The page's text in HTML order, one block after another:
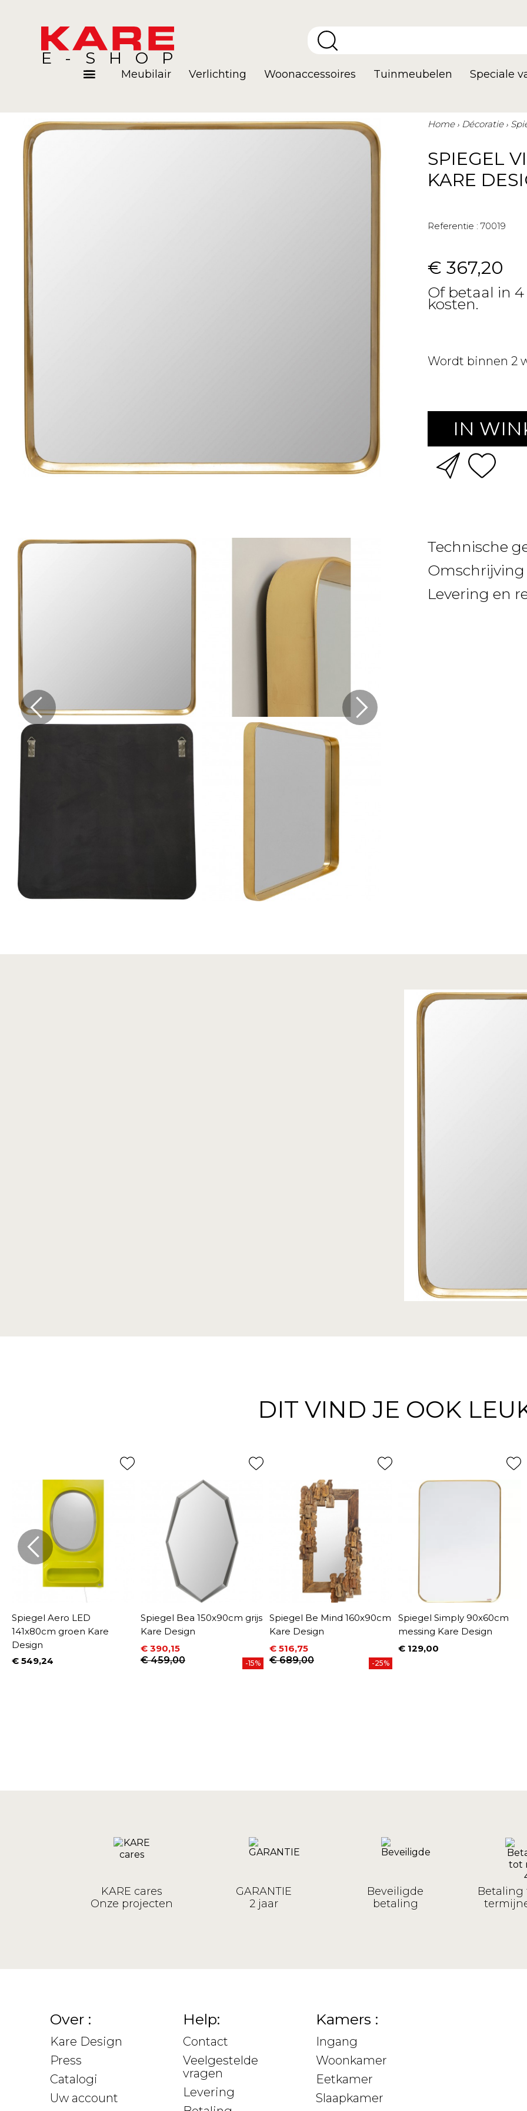
E-SHOP
Kamers Blog
Meubilair Verlichting Woonaccessoires Tuinmeubelen Speciale
Home Décoratie
SPIEGEL
KARE
Referentie : 70019
€ 367,20
Of betaal in
kosten.
Wordt binnen 2
IN
Technische
Omschrijving
Levering en
DIT VIND JE OOK
Spiegel Aero LED
141x80cm groen Kare
Design
Prijs
€ 549,24
Spiegel Bea 150x90cm grijs
Kare Design
Prijs
€ 390,15
Normale prijs
€ 459,00 -15%
Spiegel Be Mind 160x90cm
Kare Design
Prijs
€ 516,75
Normale prijs
€ 689,00 -25%
Spiegel Simply 90x60cm
messing Kare Design
Prijs
€ 129,00
KARE cares
Onze projecten
GARANTIE
2 jaar
Beveiligde
betaling
Betaling
Over :
Kare Design
Press
Catalogi
Uw account
Help:
Contact
Veelgestelde
vragen
Levering
Kamers :
Ingang
Woonkamer
Eetkamer
Slaapkamer